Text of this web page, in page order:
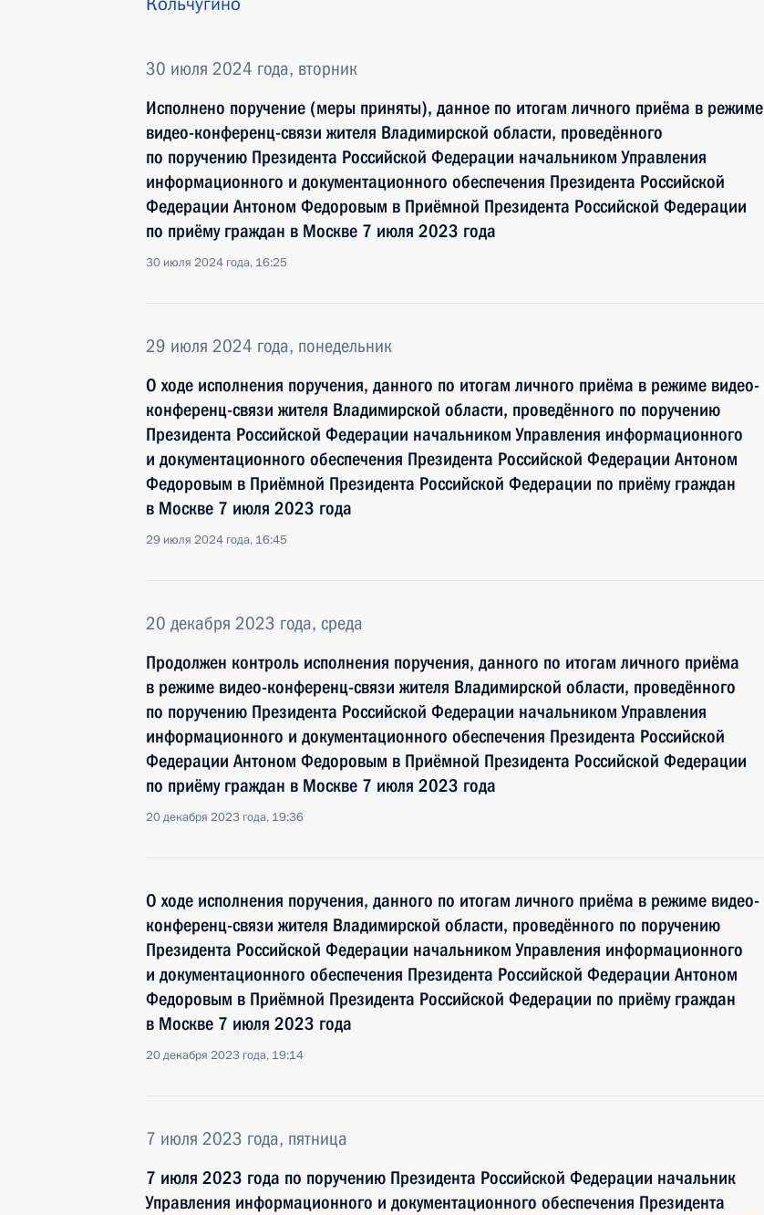
30 июля 2024 года, вторник
Исполнено поручение (меры приняты), данное по итогам личного приёма в режиме
видео-конференц-связи жителя Владимирской области, проведённого
по поручению Президента Российской Федерации начальником Управления
информационного и документационного обеспечения Президента Российской
Федерации Антоном Федоровым в Приёмной Президента Российской Федерации
по приёму граждан в Москве 7 июля 2023 года
30 июля 2024 года, 16:25
29 июля 2024 года, понедельник
О ходе исполнения поручения, данного по итогам личного приёма в режиме видео-
конференц-связи жителя Владимирской области, проведённого по поручению
Президента Российской Федерации начальником Управления информационного
и документационного обеспечения Президента Российской Федерации Антоном
Федоровым в Приёмной Президента Российской Федерации по приёму граждан
в Москве 7 июля 2023 года
29 июля 2024 года, 16:45
20 декабря 2023 года, среда
Продолжен контроль исполнения поручения, данного по итогам личного приёма
в режиме видео-конференц-связи жителя Владимирской области, проведённого
по поручению Президента Российской Федерации начальником Управления
информационного и документационного обеспечения Президента Российской
Федерации Антоном Федоровым в Приёмной Президента Российской Федерации
по приёму граждан в Москве 7 июля 2023 года
20 декабря 2023 года, 19:36
О ходе исполнения поручения, данного по итогам личного приёма в режиме видео-
конференц-связи жителя Владимирской области, проведённого по поручению
Президента Российской Федерации начальником Управления информационного
и документационного обеспечения Президента Российской Федерации Антоном
Федоровым в Приёмной Президента Российской Федерации по приёму граждан
в Москве 7 июля 2023 года
20 декабря 2023 года, 19:14
7 июля 2023 года, пятница
7 июля 2023 года по поручению Президента Российской Федерации начальник
Управления информационного и документационного обеспечения Президента